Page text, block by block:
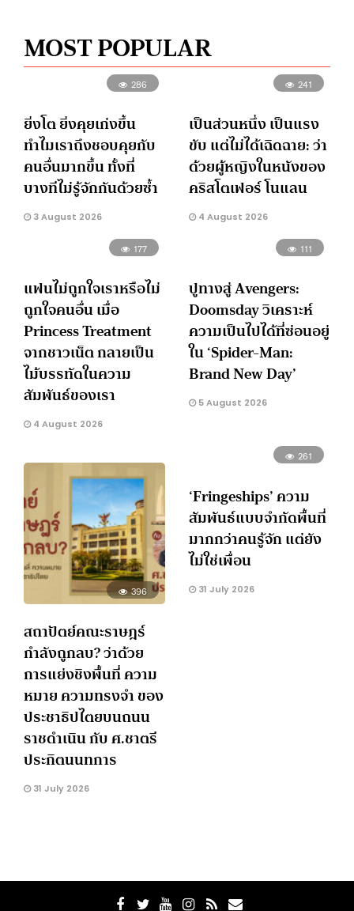
MOST POPULAR
286
ยิ่งโต ยิ่งคุยเก่งขึ้น
ทำไมเราถึงชอบคุยกับ
คนอื่นมากขึ้น ทั้งที่
บางทีไม่รู้จักกันด้วยซ้ำ
3 August 2026
241
เป็นส่วนหนึ่ง เป็นแรง
ขับ แต่ไม่ได้เฉิดฉาย: ว่า
ด้วยผู้หญิงในหนังของ
คริสโตเฟอร์ โนแลน
4 August 2026
177
แฟนไม่ถูกใจเราหรือไม่
ถูกใจคนอื่น เมื่อ
Princess Treatment
จากชาวเน็ต กลายเป็น
ไม้บรรทัดในความ
สัมพันธ์ของเรา
4 August 2026
111
ปูทางสู่ Avengers:
Doomsday วิเคราะห์
ความเป็นไปได้ที่ซ่อนอยู่
ใน ‘Spider-Man:
Brand New Day’
5 August 2026
396
สถาปัตย์คณะราษฎร์
กำลังถูกลบ? ว่าด้วย
การแย่งชิงพื้นที่ ความ
หมาย ความทรงจำ ของ
ประชาธิปไตยบนถนน
ราชดำเนิน กับ ศ.ชาตรี
ประกิตนนทการ
31 July 2026
261
‘Fringeships’ ความ
สัมพันธ์แบบจำกัดพื้นที่
มากกว่าคนรู้จัก แต่ยัง
ไม่ใช่เพื่อน
31 July 2026